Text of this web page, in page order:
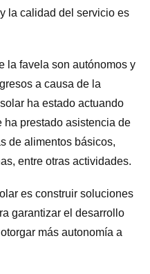
la calidad del servicio es
la favela son autónomos y
a causa de la
ha estado actuando
ha prestado asistencia de
de alimentos básicos,
entre otras actividades.
es construir soluciones
garantizar el desarrollo
más autonomía a